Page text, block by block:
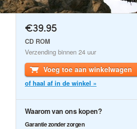
€39.95
CD ROM
Verzending binnen 24 uur
Voeg toe aan winkelwagen
of haal af in de winkel »
Waarom van ons kopen?
Garantie zonder zorgen